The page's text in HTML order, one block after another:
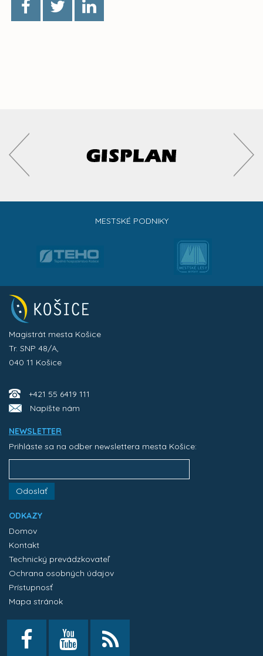
MESTSKÉ PODNIKY
Magistrát mesta Košice
Tr. SNP 48/A,
040 11 Košice
+421 55 6419 111
Napíšte nám
NEWSLETTER
Prihláste sa na odber newslettera mesta Košice:
Odoslať
ODKAZY
Domov
Kontakt
Technický prevádzkovateľ
Ochrana osobných údajov
Prístupnosť
Mapa stránok